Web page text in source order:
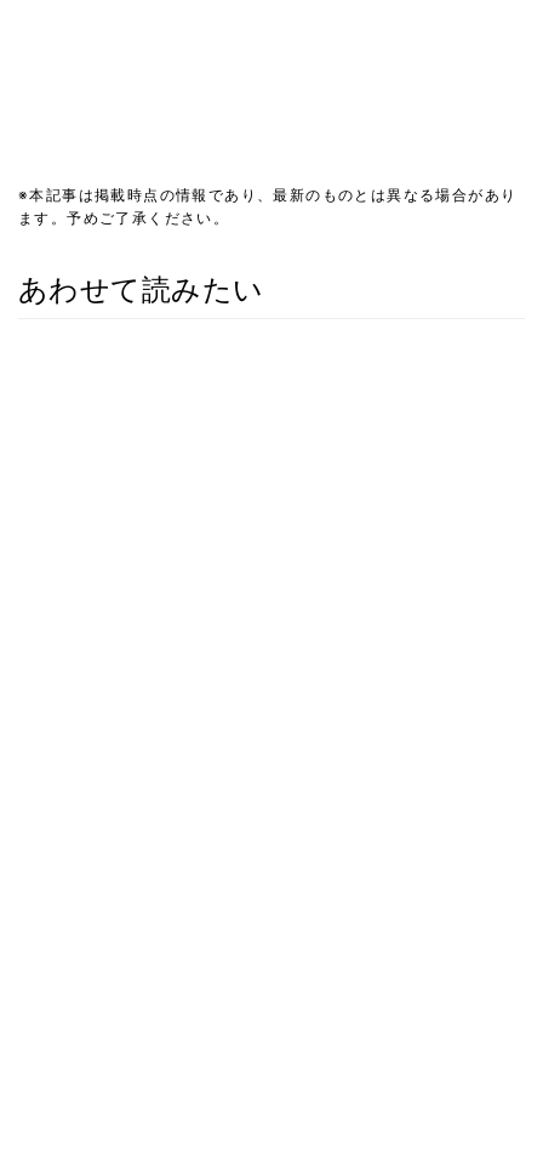
※本記事は掲載時点の情報であり、最新のものとは異なる場合があり
ます。予めご了承ください。
あわせて読みたい